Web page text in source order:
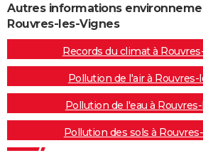
Autres informations
Rouvres-les-Vignes
Records du climat à
Pollution de l'air à Rouvres-
Pollution de l'eau à
Pollution des sols à